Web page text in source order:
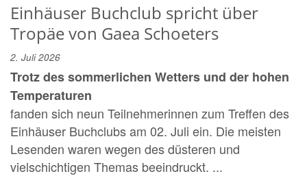
Einhäuser Buchclub spricht über
Tropäe von Gaea Schoeters
2. Juli 2026
Trotz des sommerlichen Wetters und der hohen
Temperaturen
fanden sich neun Teilnehmerinnen zum Treffen des
Einhäuser Buchclubs am 02. Juli ein. Die meisten
Lesenden waren wegen des düsteren und
vielschichtigen Themas beeindruckt. ...